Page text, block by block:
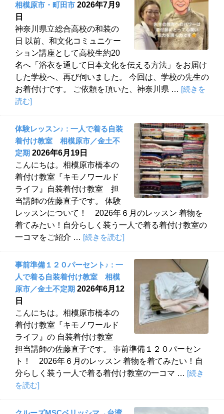
相模原市・町田市 2026年7月9
日
神奈川県立総合高校の和装の
日 以前、和文化コミュニケー
ション講座として高校生約20
名へ「浴衣を通して日本文化を伝える方法」をお届け
した学校へ、再び伺いました。 今回は、学校の先生の
お着付けです。 ご依頼を頂いた、神奈川県 … [続きを
読む]
体験レッスン♪ : 一人で着る自装
着付け教室 相模原市／金土不
定期 2026年6月19日
こんにちは。相模原市橋本の
着付け教室『キモノワールド
ライフ』自装着付け教室 担
当講師の佐藤直子です。 体験
レッスンについて！ 2026年６月のレッスン 着物を
着てみたい！自分らしく装う一人で着る着付け教室の
一コマをご紹介 … [続きを読む]
事前準備１２０パーセント♪ : 一
人で着る自装着付け教室 相模
原市／金土不定期 2026年6月12
日
こんにちは。相模原市橋本の
着付け教室『キモノワールド
ライフ』の 自装着付け教室
担当講師の佐藤直子です。 事前準備１２０パーセン
ト！ 2026年６月のレッスン 着物を着てみたい！自
分らしく装う一人で着る着付け教室の一コマ … [続き
を読む]